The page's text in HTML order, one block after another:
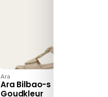
Ara
Ara Bilbao-s –
Goudkleur